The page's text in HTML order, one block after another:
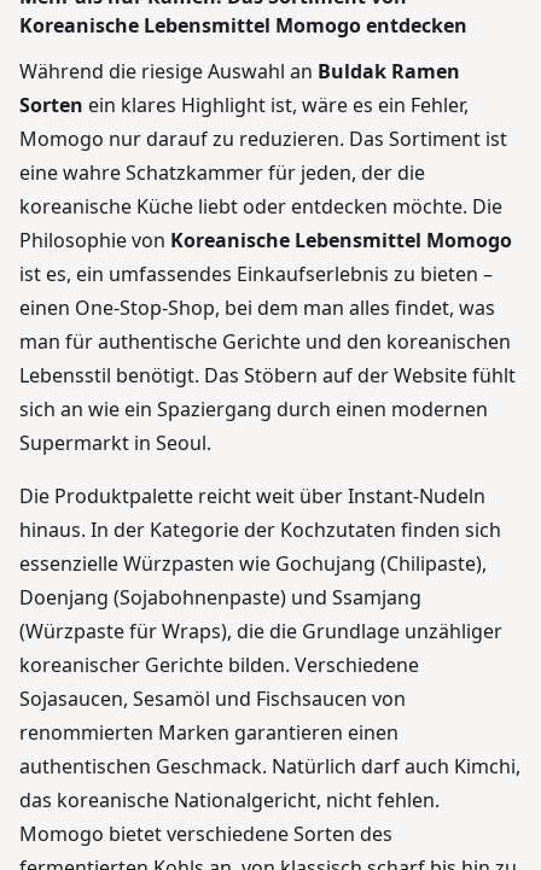
Koreanische Lebensmittel Momogo entdecken
Während die riesige Auswahl an Buldak Ramen
Sorten ein klares Highlight ist, wäre es ein Fehler,
Momogo nur darauf zu reduzieren. Das Sortiment ist
eine wahre Schatzkammer für jeden, der die
koreanische Küche liebt oder entdecken möchte. Die
Philosophie von Koreanische Lebensmittel Momogo
ist es, ein umfassendes Einkaufserlebnis zu bieten –
einen One-Stop-Shop, bei dem man alles findet, was
man für authentische Gerichte und den koreanischen
Lebensstil benötigt. Das Stöbern auf der Website fühlt
sich an wie ein Spaziergang durch einen modernen
Supermarkt in Seoul.
Die Produktpalette reicht weit über Instant-Nudeln
hinaus. In der Kategorie der Kochzutaten finden sich
essenzielle Würzpasten wie Gochujang (Chilipaste),
Doenjang (Sojabohnenpaste) und Ssamjang
(Würzpaste für Wraps), die die Grundlage unzähliger
koreanischer Gerichte bilden. Verschiedene
Sojasaucen, Sesamöl und Fischsaucen von
renommierten Marken garantieren einen
authentischen Geschmack. Natürlich darf auch Kimchi,
das koreanische Nationalgericht, nicht fehlen.
Momogo bietet verschiedene Sorten des